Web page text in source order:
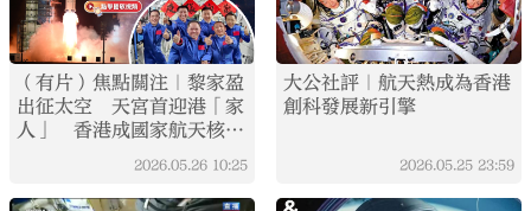
（有片）焦點關注｜黎家盈
出征太空 天宮首迎港「家
人」 香港成國家航天核心
2026.05.26 10:25
大公社評｜航天熱成為香港
創科發展新引擎
2026.05.25 23:59